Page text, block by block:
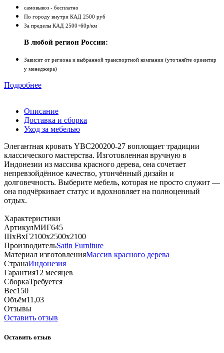
самовывоз - бесплатно
По городу внутри КАД 2500 руб
За пределы КАД 2500+60р/км
В любой регион России:
Зависит от региона и выбранной транспортной компании (уточняйте ориентир
у менеджера)
Подробнее
Описание
Доставка и сборка
Уход за мебелью
Элегантная кровать YBC200200‑27 воплощает традиции
классического мастерства. Изготовленная вручную в
Индонезии из массива красного дерева, она сочетает
непревзойдённое качество, утончённый дизайн и
долговечность. Выберите мебель, которая не просто служит —
она подчёркивает статус и вдохновляет на полноценный
отдых.
Характеристики
АртикулМИГ645
ШхВхГ2100х2500х2100
ПроизводительSatin Furniture
Материал изготовленияМассив красного дерева
СтранаИндонезия
Гарантия12 месяцев
СборкаТребуется
Вес150
Объём11,03
Отзывы
Оставить отзыв
Оставить отзыв